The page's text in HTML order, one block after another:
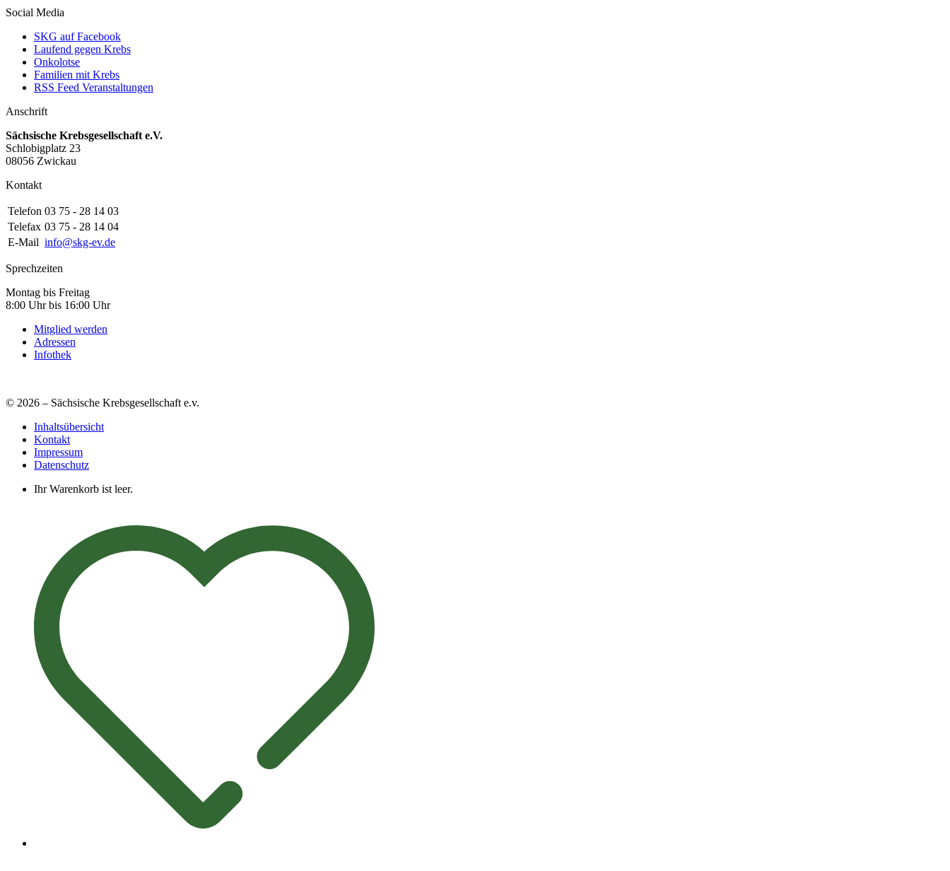
Social Media
SKG auf Facebook
Laufend gegen Krebs
Onkolotse
Familien mit Krebs
RSS Feed Veranstaltungen
Anschrift
Sächsische Krebsgesellschaft e.V.
Schlobigplatz 23
08056 Zwickau
Kontakt
Telefon 03 75 - 28 14 03
Telefax 03 75 - 28 14 04
E-Mail info@skg-ev.de
Sprechzeiten
Montag bis Freitag
8:00 Uhr bis 16:00 Uhr
Mitglied werden
Adressen
Infothek
© 2026 – Sächsische Krebsgesellschaft e.v.
Inhaltsübersicht
Kontakt
Impressum
Datenschutz
Ihr Warenkorb ist leer.